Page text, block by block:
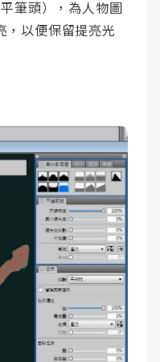
筆頭），為人物圖
，以便保留提亮光